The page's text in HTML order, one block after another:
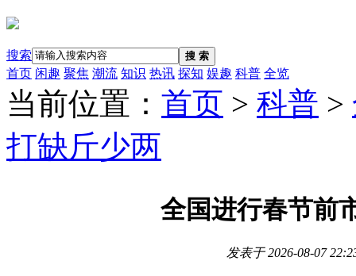
搜索 搜 索
首页 闲趣 聚焦 潮流 知识 热讯 探知 娱趣 科普 全览
当前位置： 首页 > 科普 >
打缺斤少两
全国进行春节前
发表于2026-08-07